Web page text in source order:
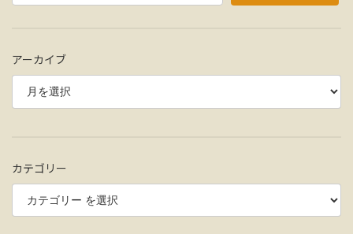
アーカイブ
カテゴリー